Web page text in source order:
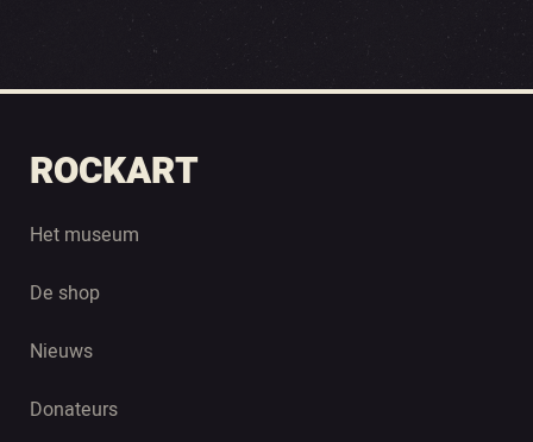
ROCKART
Het museum
De shop
Nieuws
Donateurs